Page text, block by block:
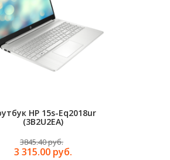
HP 15s-Eq2018ur
(3B2U2EA)
3845.40 руб.
3 315.00 руб.